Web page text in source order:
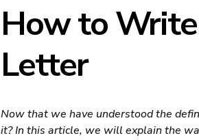
How to
Letter
Now that we have understood the
it? In this article, we will explain the